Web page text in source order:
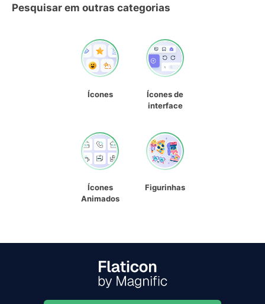
Pesquisar em outras categorias
Ícones
Ícones de
interface
Ícones
Animados
Figurinhas